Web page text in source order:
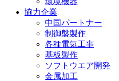
協力企業
中国パートナー
制御盤製作
各種電気工事
基板製作
ソフトウエア開発
金属加工